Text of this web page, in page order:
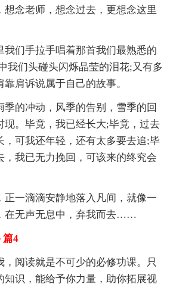
想念老师，想念过去，更想念这里
我们手拉手唱着那首我们最熟悉的
我们头碰头闪烁晶莹的泪花;又有多
肩诉说属于自己的故事。
季的冲动，风季的告别，雪季的回
现。毕竟，我已经长大;毕竟，过去
，可我还年轻，还有太多要去追;毕
，我已无力挽回，可该来的终究会
正一滴滴安静地落入凡间，就像一
在无声无息中，弃我而去……
篇4
，阅读就是不可少的必修功课。只
知识，能给予你力量，助你拓展视